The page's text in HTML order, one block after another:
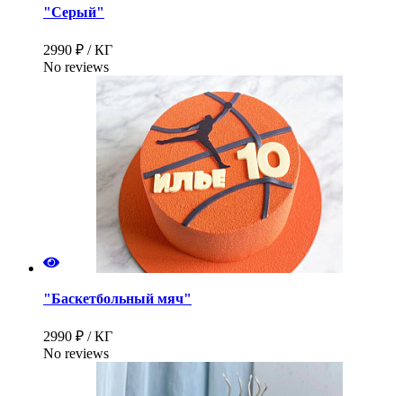
"Серый"
2990 ₽ / КГ
No reviews
"Баскетбольный мяч"
2990 ₽ / КГ
No reviews